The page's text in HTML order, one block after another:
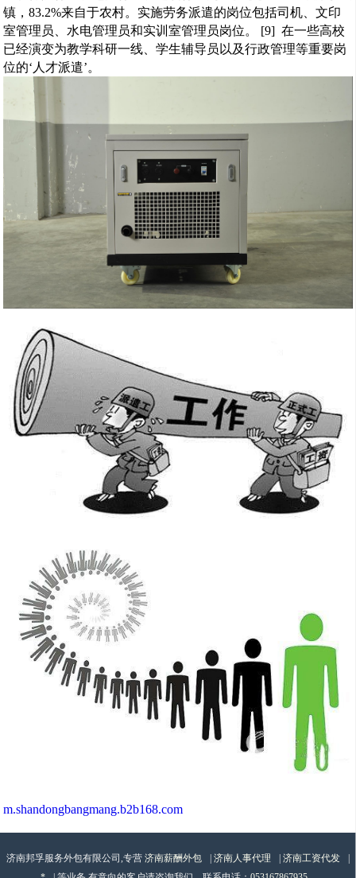
镇，83.2%来自于农村。实施劳务派遣的岗位包括司机、文印
室管理员、水电管理员和实训室管理员岗位。 [9] 在一些高校
已经演变为教学科研一线、学生辅导员以及行政管理等重要岗
位的‘人才派遣’。
m.shandongbangmang.b2b168.com
济南邦孚服务外包有限公司,专营 济南薪酬外包 | 济南人事代理 | 济南工资代发
|